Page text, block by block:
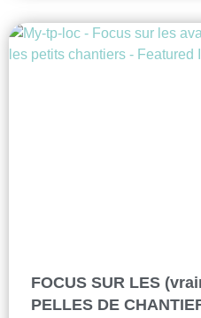
FOCUS SUR LES
PELLES DE